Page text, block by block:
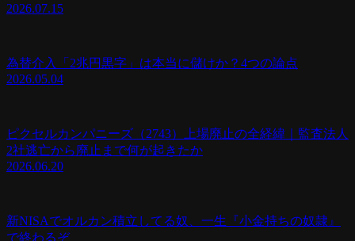
2026.07.15
為替介入「2兆円黒字」は本当に儲けか？4つの論点
2026.05.04
ピクセルカンパニーズ（2743）上場廃止の全経緯｜監査法人
2社逃亡から廃止まで何が起きたか
2026.06.20
新NISAでオルカン積立してる奴、一生『小金持ちの奴隷』
で終わるぞ